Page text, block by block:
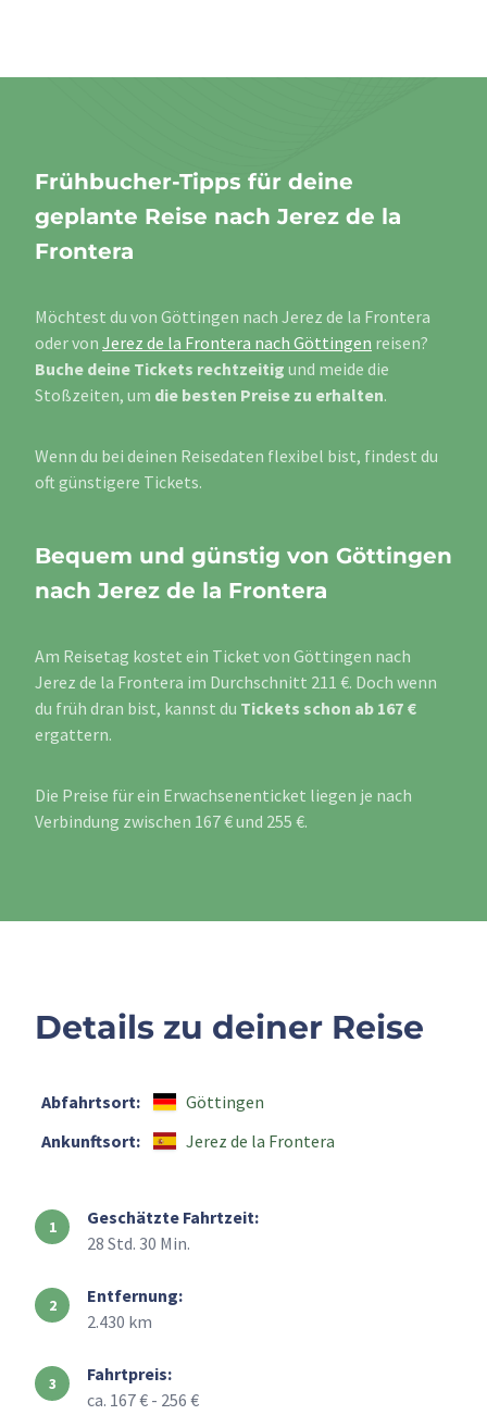
Frühbucher-Tipps für deine
geplante Reise nach Jerez de la
Frontera
Möchtest du von Göttingen nach Jerez de la Frontera
oder von Jerez de la Frontera nach Göttingen reisen?
Buche deine Tickets rechtzeitig und meide die
Stoßzeiten, um die besten Preise zu erhalten.
Wenn du bei deinen Reisedaten flexibel bist, findest du
oft günstigere Tickets.
Bequem und günstig von Göttingen
nach Jerez de la Frontera
Am Reisetag kostet ein Ticket von Göttingen nach
Jerez de la Frontera im Durchschnitt 211 €. Doch wenn
du früh dran bist, kannst du Tickets schon ab 167 €
ergattern.
Die Preise für ein Erwachsenenticket liegen je nach
Verbindung zwischen 167 € und 255 €.
Details zu deiner Reise
Abfahrtsort:
Göttingen
Ankunftsort:
Jerez de la Frontera
Geschätzte Fahrtzeit:
28 Std. 30 Min.
Entfernung:
2.430 km
Fahrtpreis:
ca. 167 € - 256 €